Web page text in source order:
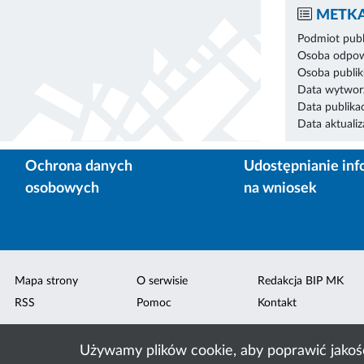
Używamy plików cookie, aby poprawić
Podmiot
Osoba
Osoba
Data
Data
Data
Ochrona danych
osobowych
Udostępnianie
na wniosek
Mapa strony
RSS
O serwisie
Pomoc
Redakcja BIP MK
Kontakt